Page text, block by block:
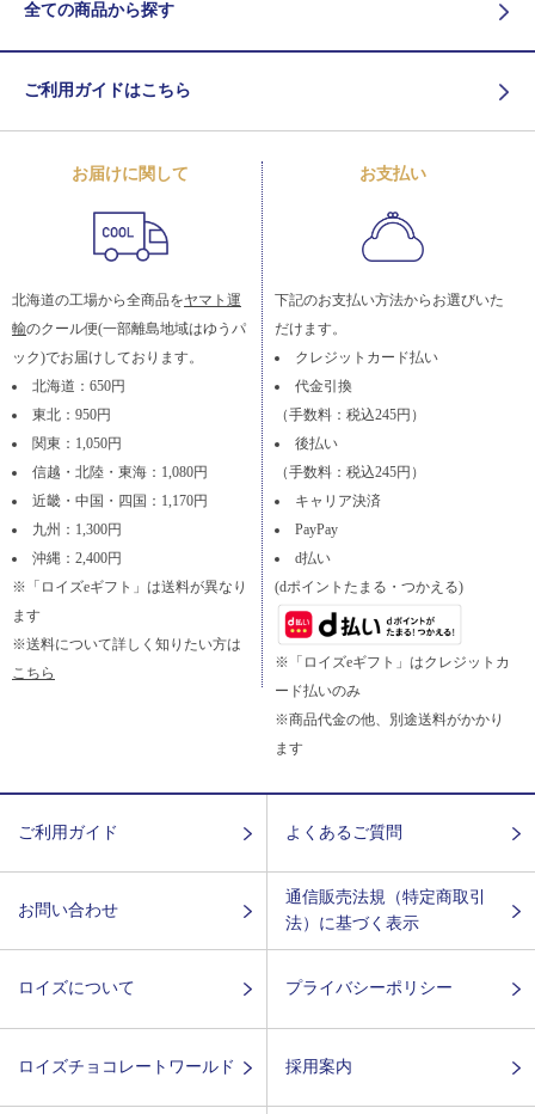
全ての商品から探す
ご利用ガイドはこちら
お届けに関して
北海道の工場から全商品をヤマト運
輸のクール便(一部離島地域はゆうパ
ック)でお届けしております。
北海道：650円
東北：950円
関東：1,050円
信越・北陸・東海：1,080円
近畿・中国・四国：1,170円
九州：1,300円
沖縄：2,400円
※「ロイズeギフト」は送料が異なり
ます
※送料について詳しく知りたい方は
こちら
お支払い
下記のお支払い方法からお選びいた
だけます。
クレジットカード払い
代金引換
（手数料：税込245円）
後払い
（手数料：税込245円）
キャリア決済
PayPay
d払い
(dポイントたまる・つかえる)
※「ロイズeギフト」はクレジットカ
ード払いのみ
※商品代金の他、別途送料がかかり
ます
ご利用ガイド よくあるご質問
お問い合わせ
通信販売法規（特定商取引
法）に基づく表示
ロイズについて プライバシーポリシー
ロイズチョコレートワールド 採用案内